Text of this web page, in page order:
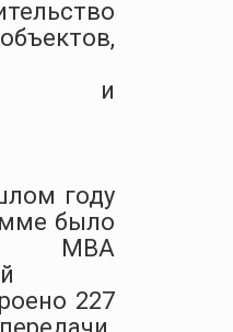
и
году
было
МВА
227